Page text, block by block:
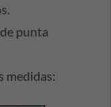
punta
medidas: